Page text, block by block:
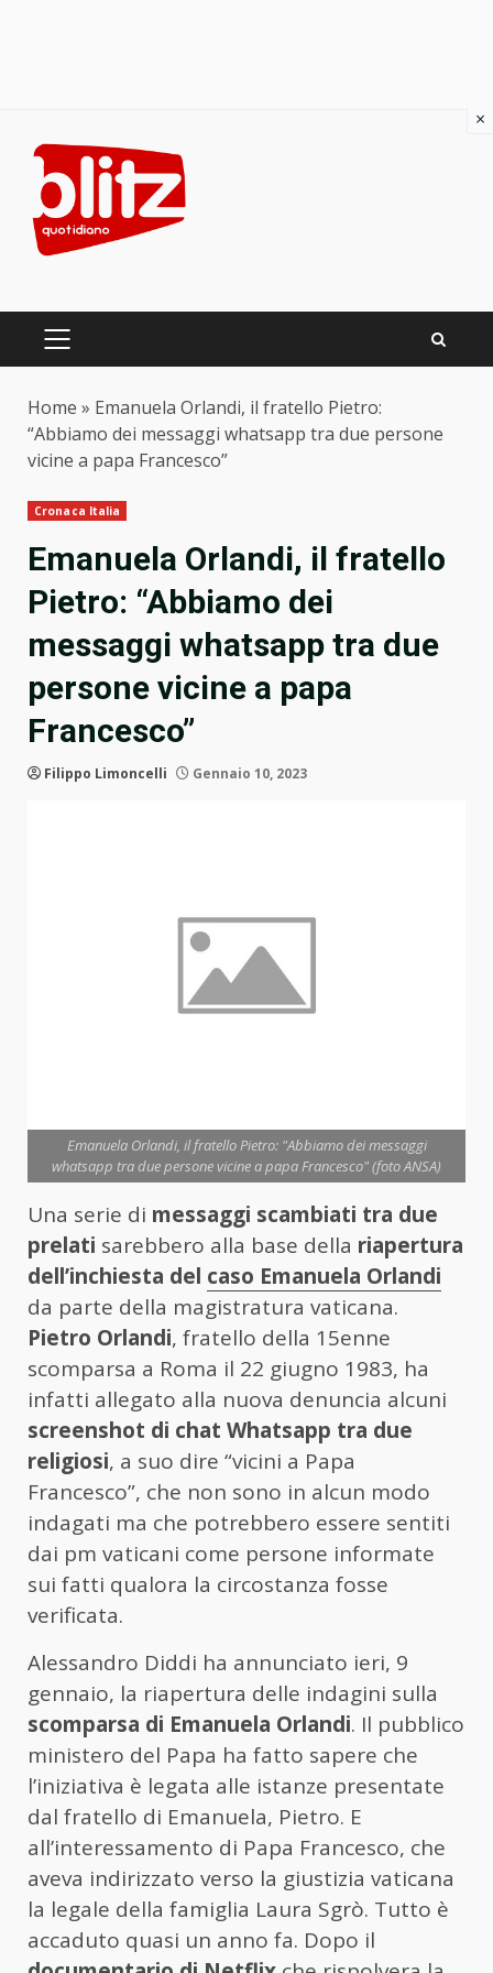
content
PRIMARY
Home » Emanuela Orlandi, il fratello Pietro:
“Abbiamo dei messaggi whatsapp tra due persone
vicine a papa Francesco”
Cronaca Italia
Emanuela Orlandi, il fratello
Pietro: “Abbiamo dei
messaggi whatsapp tra due
persone vicine a papa
Francesco”
Filippo Limoncelli Gennaio 10, 2023
Emanuela Orlandi, il fratello Pietro: "Abbiamo dei messaggi
whatsapp tra due persone vicine a papa Francesco" (foto ANSA)
Una serie di messaggi scambiati tra due
prelati sarebbero alla base della riapertura
dell’inchiesta del caso Emanuela Orlandi
da parte della magistratura vaticana.
Pietro Orlandi, fratello della 15enne
scomparsa a Roma il 22 giugno 1983, ha
infatti allegato alla nuova denuncia alcuni
screenshot di chat Whatsapp tra due
religiosi, a suo dire “vicini a Papa
Francesco”, che non sono in alcun modo
indagati ma che potrebbero essere sentiti
dai pm vaticani come persone informate
sui fatti qualora la circostanza fosse
verificata.
Alessandro Diddi ha annunciato ieri, 9
gennaio, la riapertura delle indagini sulla
scomparsa di Emanuela Orlandi. Il pubblico
ministero del Papa ha fatto sapere che
l’iniziativa è legata alle istanze presentate
dal fratello di Emanuela, Pietro. E
all’interessamento di Papa Francesco, che
aveva indirizzato verso la giustizia vaticana
la legale della famiglia Laura Sgrò. Tutto è
accaduto quasi un anno fa. Dopo il
×